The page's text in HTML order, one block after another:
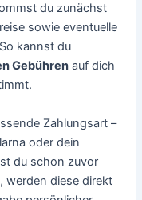
du zunächst
sowie eventuelle
kannst du
Gebühren auf dich
Zahlungsart –
oder dein
du schon zuvor
werden diese direkt